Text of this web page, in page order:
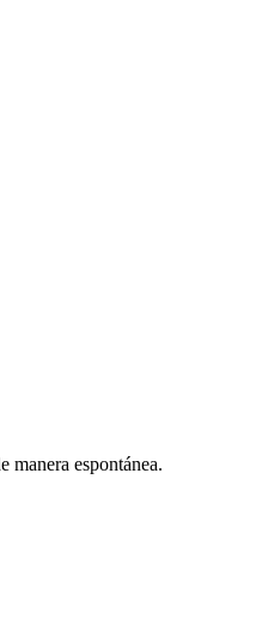
manera espontánea.